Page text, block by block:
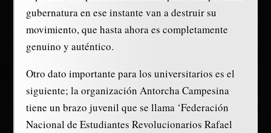
gubernatura en ese instante van a destruir su
movimiento, que hasta ahora es completamente
genuino y auténtico.
Otro dato importante para los universitarios es el
siguiente; la organización Antorcha Campesina
tiene un brazo juvenil que se llama ‘Federación
Nacional de Estudiantes Revolucionarios Rafael